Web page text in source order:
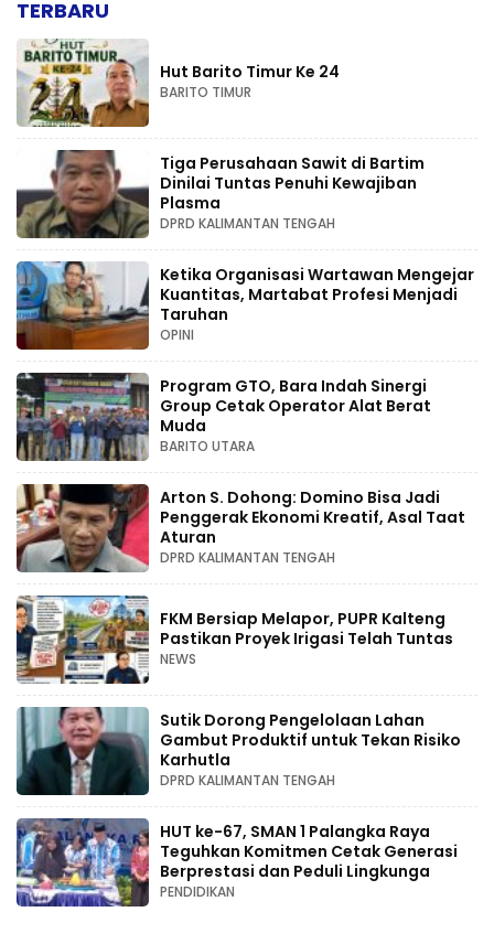
TERBARU
Hut Barito Timur Ke 24
BARITO TIMUR
Tiga Perusahaan Sawit di Bartim
Dinilai Tuntas Penuhi Kewajiban
Plasma
DPRD KALIMANTAN TENGAH
Ketika Organisasi Wartawan Mengejar
Kuantitas, Martabat Profesi Menjadi
Taruhan
OPINI
Program GTO, Bara Indah Sinergi
Group Cetak Operator Alat Berat
Muda
BARITO UTARA
Arton S. Dohong: Domino Bisa Jadi
Penggerak Ekonomi Kreatif, Asal Taat
Aturan
DPRD KALIMANTAN TENGAH
FKM Bersiap Melapor, PUPR Kalteng
Pastikan Proyek Irigasi Telah Tuntas
NEWS
Sutik Dorong Pengelolaan Lahan
Gambut Produktif untuk Tekan Risiko
Karhutla
DPRD KALIMANTAN TENGAH
HUT ke-67, SMAN 1 Palangka Raya
Teguhkan Komitmen Cetak Generasi
Berprestasi dan Peduli Lingkunga
PENDIDIKAN